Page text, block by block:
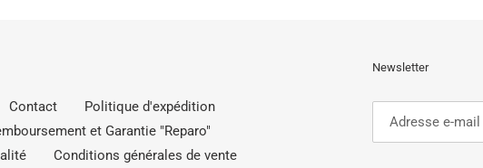
Contact
Politique d'expédition
et Garantie "Reparo"
Conditions générales de vente
Newsletter